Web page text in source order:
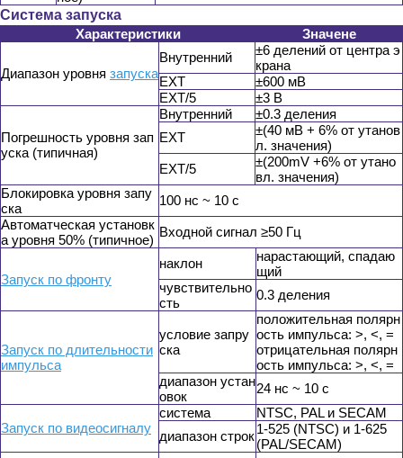
Система запуска
Характеристики
Значене
Диапазон уровня запуска
Внутренний
±6 делений от центра э
крана
EXT
±600 мВ
EXT/5
±3 В
Погрешность уровня зап
уска (типичная)
Внутренний
±0.3 деления
EXT
±(40 мВ + 6% от утанов
л. значения)
EXT/5
±(200mV +6% от утано
вл. значения)
Блокировка уровня запу
ска
100 нс ~ 10 с
Автоматческая установк
а уровня 50% (типичное)
Входной сигнал ≥50 Гц
Запуск по фронту
наклон
нарастающий, спадаю
щий
чувствительно
сть
0.3 деления
Запуск по длительности
импульса
условие запру
ска
положительная полярн
ость импульса: >, <, =
отрицательная полярн
ость импульса: >, <, =
диапазон устан
овок
24 нс ~ 10 с
Запуск по видеосигналу
система
NTSC, PAL и SECAM
диапазон строк1-525 (NTSC) и 1-625
(PAL/SECAM)